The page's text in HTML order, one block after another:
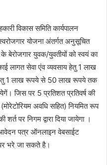
विकास समिति कार्यपालन
स्वरोजगार योजना अंतर्गत अनुसूचित
बेरोजगार युवक/युवतीयों को स्वयं का
लागत सेवा एंव व्यवसाय हेतु 1 लाख
1 लाख रूपये से 50 लाख रूपये तक
जिस पर 5 प्रतिशत प्रतिवर्ष की
अवधि सहित) नियमित रूप
पर निगम द्वारा दिया जायेगा ।
आवेदन पत्र ऑनलाइन वेबसाईट
भरे जा सकते है।